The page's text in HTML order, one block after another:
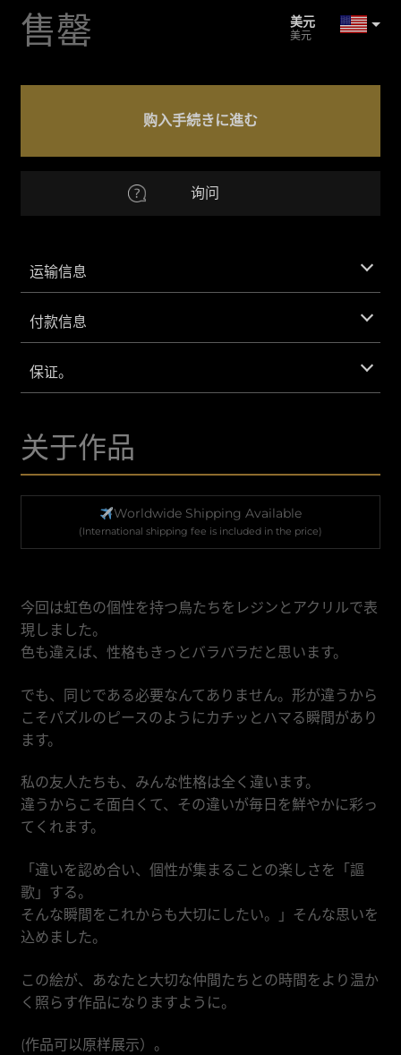
售罄 美元
美元
欧元
IDR
韩元
越南盾
越南盾
量
购入手続きに進む
询问
运输信息
付款信息
保证。
关于作品
Worldwide Shipping Available
(International shipping fee is included in the price)
今回は虹色の個性を持つ鳥たちをレジンとアクリルで表
現しました。
色も違えば、性格もきっとバラバラだと思います。
でも、同じである必要なんてありません。形が違うから
こそパズルのピースのようにカチッとハマる瞬間があり
ます。
私の友人たちも、みんな性格は全く違います。
違うからこそ面白くて、その違いが毎日を鮮やかに彩っ
てくれます。
「違いを認め合い、個性が集まることの楽しさを「謳
歌」する。
そんな瞬間をこれからも大切にしたい。」そんな思いを
込めました。
この絵が、あなたと大切な仲間たちとの時間をより温か
く照らす作品になりますように。
(作品可以原样展示）。